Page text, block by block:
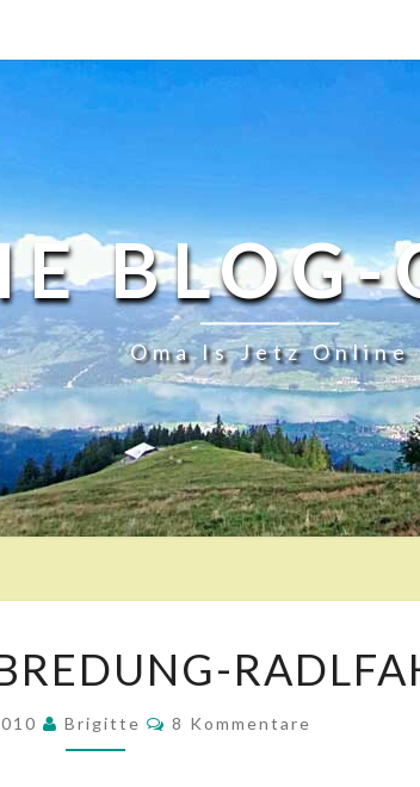
Oma Is Jetz Online
N
U
F
Brigitte
K
O
8 Kommentare